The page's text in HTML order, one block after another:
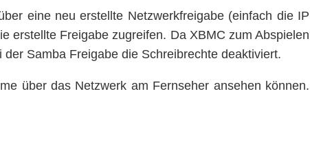
eine neu erstellte Netzwerkfreigabe (einfach die IP
erstellte Freigabe zugreifen. Da XBMC zum Abspielen
Samba Freigabe die Schreibrechte deaktiviert.
über das Netzwerk am Fernseher ansehen können.